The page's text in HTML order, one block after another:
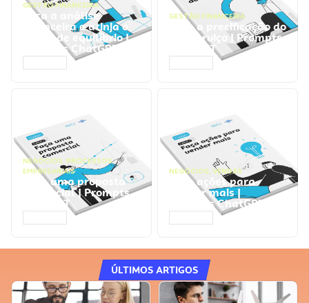
GESTÃO FINANCEIRA
Faça a análise
financeira e atinja o
ponto de equilíbrio |
Prompts ChatGPT
GESTÃO FINANCEIRA
Faça a precificação do
seu serviço | Prompts
ChatGPT
NEGÓCIOS, PROCESSOS
EMPRESARIAIS
Faça uma proposta
comercial | Prompts
ChatGPT
NEGÓCIOS, VENDAS
Faça ações para
vender mais |
Prompts ChatGPT
ÚLTIMOS ARTIGOS